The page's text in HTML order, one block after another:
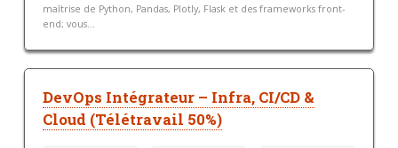
maîtrise de Python, Pandas, Plotly, Flask et des frameworks front-
end; vous...
DevOps Intégrateur – Infra, CI/CD &
Cloud (Télétravail 50%)